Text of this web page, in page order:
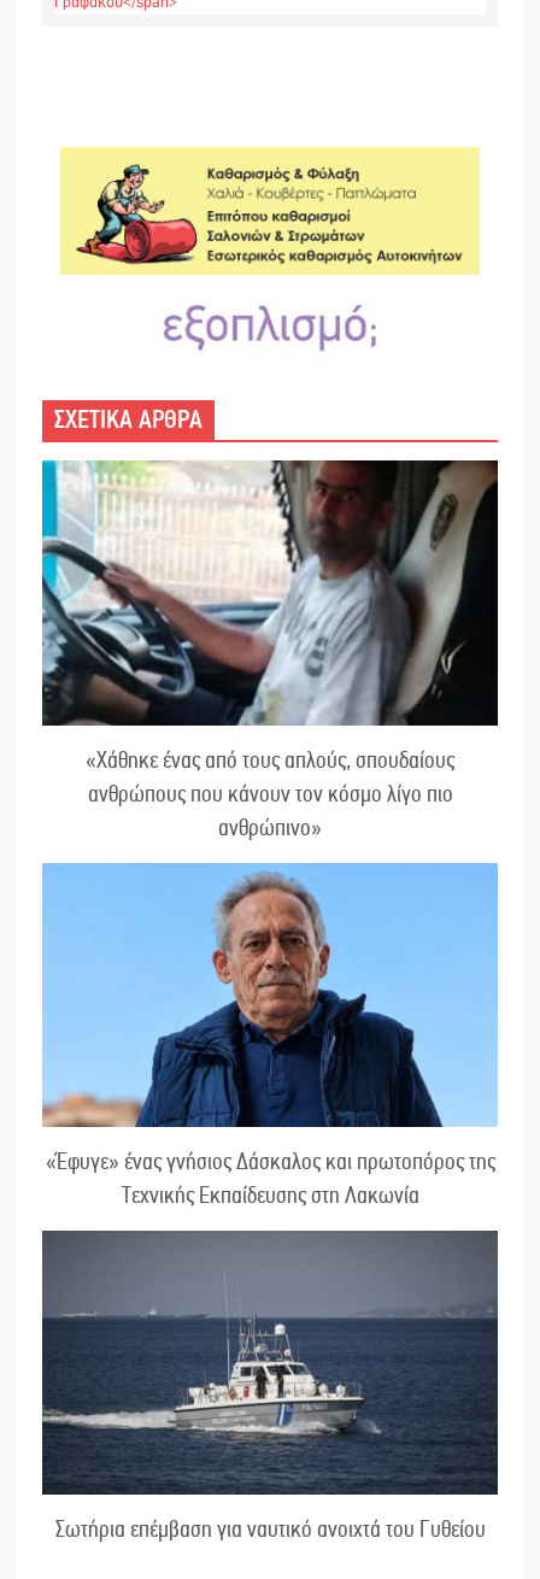
ΣΧΕΤΙΚΑ ΑΡΘΡΑ
«Χάθηκε ένας από τους απλούς, σπουδαίους
ανθρώπους που κάνουν τον κόσμο λίγο πιο
ανθρώπινο»
«Έφυγε» ένας γνήσιος Δάσκαλος και πρωτοπόρος της
Τεχνικής Εκπαίδευσης στη Λακωνία
Σωτήρια επέμβαση για ναυτικό ανοιχτά του Γυθείου